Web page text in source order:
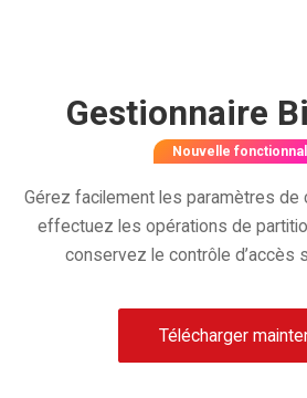
Gestionnaire
Nouvelle
Gérez facilement les paramètres de
effectuez les opérations de
conservez le contrôle d’accès
Télécharger